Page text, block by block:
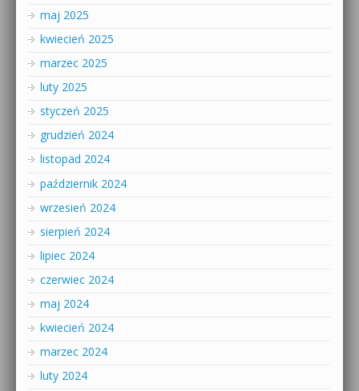
maj 2025
kwiecień 2025
marzec 2025
luty 2025
styczeń 2025
grudzień 2024
listopad 2024
październik 2024
wrzesień 2024
sierpień 2024
lipiec 2024
czerwiec 2024
maj 2024
kwiecień 2024
marzec 2024
luty 2024